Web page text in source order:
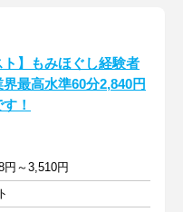
ト】もみほぐし経験者
最高水準60分2,840円
！
円～3,510円